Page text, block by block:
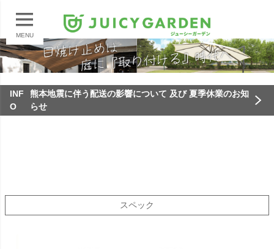
MENU
INF
O
熊本地震に伴う配送の影響について 及び 夏季休業のお知
らせ
スペック